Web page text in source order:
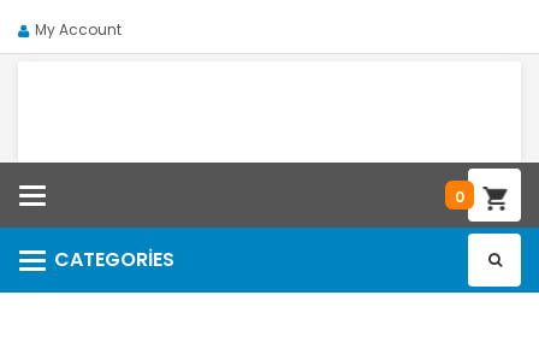
My Account
0
CATEGORIES
Categories